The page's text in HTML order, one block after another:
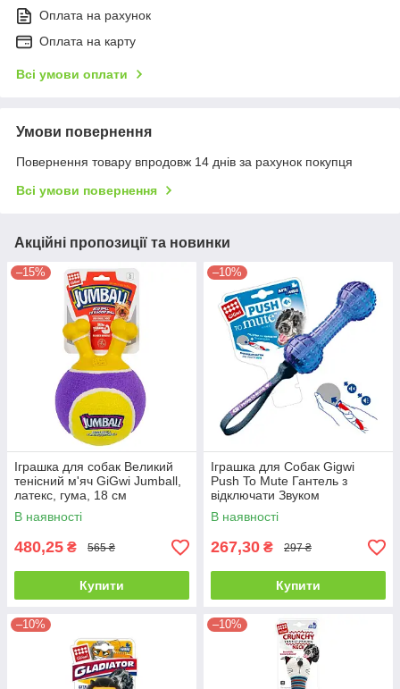
Оплата на рахунок
Оплата на карту
Всі умови оплати
Умови повернення
Повернення товару впродовж 14 днів за рахунок покупця
Всі умови повернення
Акційні пропозиції та новинки
–15%
Іграшка для собак Великий
тенісний м'яч GiGwi Jumball,
латекс, гума, 18 см
В наявності
480,25 ₴ 565 ₴
Купити
–10%
Іграшка для Собак Gigwi
Push To Mute Гантель з
відключати Звуком
Фиолетово / Синій 18 cм
В наявності
267,30 ₴ 297 ₴
Купити
–10% –10%